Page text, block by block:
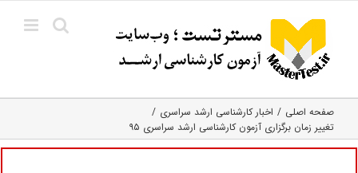
content
صفحه اصلی
اخبار کارشناسی ارشد سراسری
تغییر زمان برگزاری آزمون کارشناسی ارشد سراسری ۹۵